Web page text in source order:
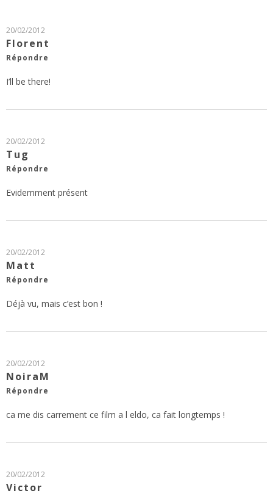
20/02/2012
Florent
Répondre
I’ll be there!
20/02/2012
Tug
Répondre
Evidemment présent
20/02/2012
Matt
Répondre
Déjà vu, mais c’est bon !
20/02/2012
NoiraM
Répondre
ca me dis carrement ce film a l eldo, ca fait longtemps !
20/02/2012
Victor